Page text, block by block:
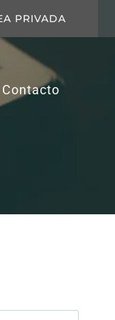
PRIVADA
Contacto